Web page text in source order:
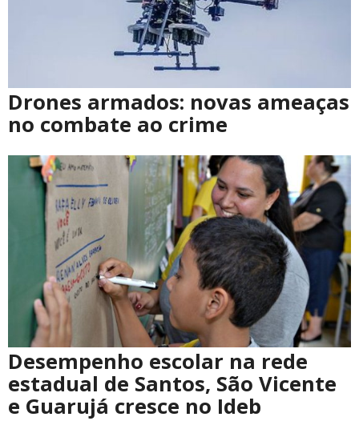
Drones armados: novas ameaças
no combate ao crime
Desempenho escolar na rede
estadual de Santos, São Vicente
e Guarujá cresce no Ideb